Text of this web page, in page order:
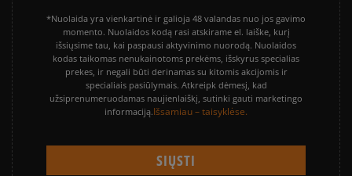
*Nuolaida yra vienkartinė ir galioja 48 valandas nuo jos gavimo
momento. Nuolaidos kodą rasi atskirame el. laiške, kurį
išsiųsime tau, kai paspausi aktyvinimo nuorodą. Nuolaidos
kodas taikomas nenukainotoms prekėms, išskyrus specialias
prekes, ir negali būti derinamas su kitomis akcijomis ir
specialiais pasiūlymais. Atkreipk dėmesį, kad
užsiprenumeruodamas naujienlaiškį, sutinki gauti marketingo
informaciją.Išsamiau – taisyklėse.